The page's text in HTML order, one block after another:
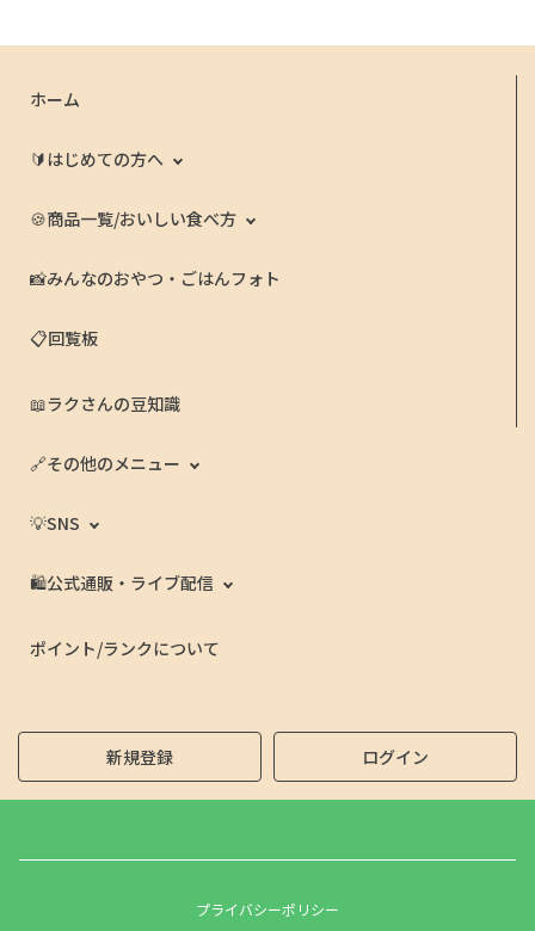
ホーム
🔰はじめての方へ
🍪商品一覧/おいしい食べ方
📸みんなのおやつ・ごはんフォト
📋回覧板
📖ラクさんの豆知識
🔗その他のメニュー
💡SNS
🛍️公式通販・ライブ配信
ポイント/ランクについて
新規登録 ログイン
プライバシーポリシー